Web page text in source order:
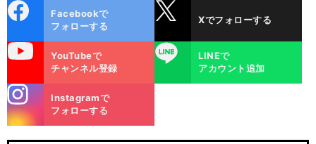
ok
Facebookで
フォローする
Xでフォローする
YouTubeで
チャンネル登録
LINE
LINEで
アカウント追加
m
Instagramで
フォローする